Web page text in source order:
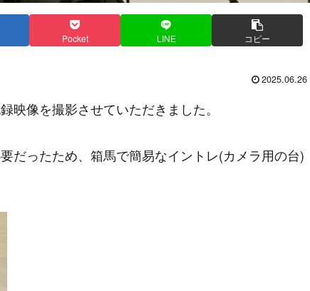
Pocket LINE コピー
2025.06.26
映像を撮影させていただきました。
だったため、箱馬で簡易なイントレ(カメラ用の台)